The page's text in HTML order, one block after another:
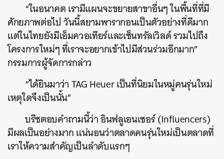
“ในอนาคต เรามีแผนจะขยายสาขาอื่นๆ ในพื้นที่ที่มี
ศักยภาพต่อไป วันนี้สยามพารากอนเป็นตัวอย่างที่ดีมาก
แต่ในไทยยังมีเอ็มควอเทียร์และเซ็นทรัลเวิลด์ รวมไปถึง
โครงการใหม่ๆ ที่เราจะอยากเข้าไปมีส่วนร่วมอีกมาก”
กรรมการผู้จัดการกล่าว
“ได้ยินมาว่า TAG Heuer เป็นที่นิยมในหมู่คนรุ่นใหม่
เหตุใดจึงเป็นนั้น”
บรีซตอบคำถามนี้ว่า อินฟลูเอนเซอร์ (Influencers)
มีผลเป็นอย่างมาก แน่นอนว่าตลาดคนรุ่นใหม่เป็นตลาดที่
เราให้ความสำคัญเป็นลำดับแรกๆ